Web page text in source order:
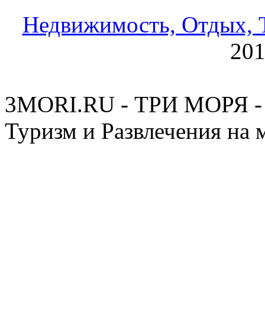
Недвижимость, Отдых,
3MORI.RU - ТРИ МОРЯ -
Туризм и Развлечения на